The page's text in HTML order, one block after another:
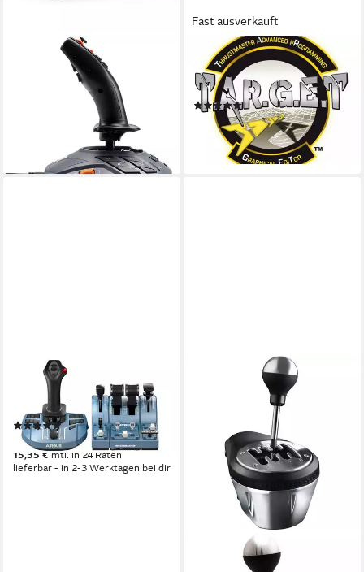
THRUSTMASTER
SimTask FarmStick Joystick
für Farming Simulator PS5 PC
mtl. in 12 Raten
lieferbar - in 6-7 Werktagen bei dir
Fast ausverkauft
THRUSTMASTER
T.16000M Space Sim Duo
Stick Joystick
(3)
ab 134,45 €
12,28 €mtl. in 12 Raten
lieferbar - in 2-3 Werktagen bei dir
THRUSTMASTER
TCA Captain Pack X Airbus
Edition Controller
(3)
ab 309,00 €
15,35 € mtl. in 24 Raten
lieferbar - in 2-3 Werktagen bei dir